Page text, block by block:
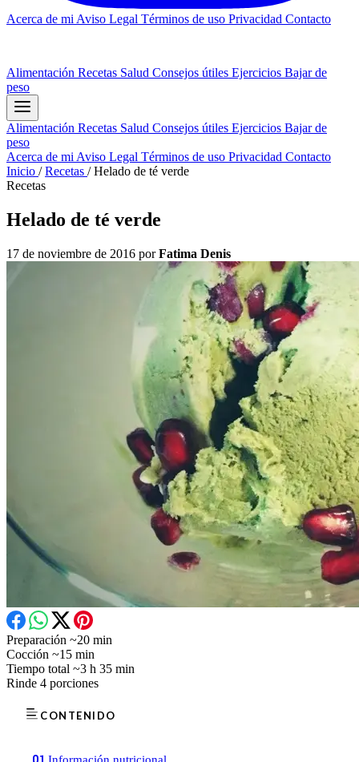
Acerca de mi Aviso Legal Términos de uso Privacidad Contacto
Alimentación Recetas Salud Consejos útiles Ejercicios Bajar de
peso
Alimentación Recetas Salud Consejos útiles Ejercicios Bajar de
peso
Acerca de mi Aviso Legal Términos de uso Privacidad Contacto
Inicio / Recetas / Helado de té verde
Recetas
Helado de té verde
17 de noviembre de 2016 porFatima Denis
Preparación ~20 min
Cocción ~15 min
Tiempo total ~3 h 35 min
Rinde 4 porciones
CONTENIDO